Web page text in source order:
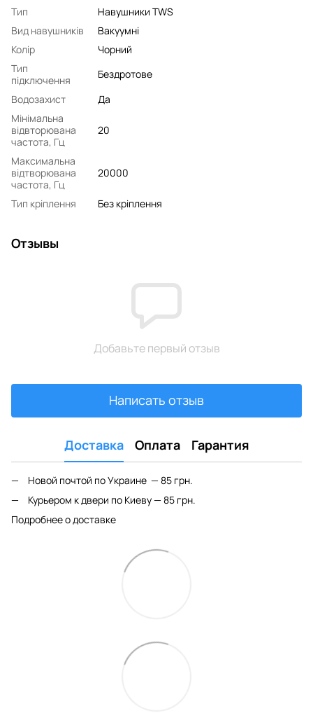
Тип
Навушники TWS
Вид навушників
Вакуумні
Колір
Чорний
Тип
підключення
Бездротове
Водозахист
Да
Мінімальна
відвторювана
частота, Гц
20
Максимальна
відтворювана
частота, Гц
20000
Тип кріплення Без кріплення
Отзывы
Добавьте первый отзыв
Написать отзыв
Доставка Оплата Гарантия
Новой почтой по Украине — 85 грн.
Курьером к двери по Киеву — 85 грн.
Подробнее о доставке